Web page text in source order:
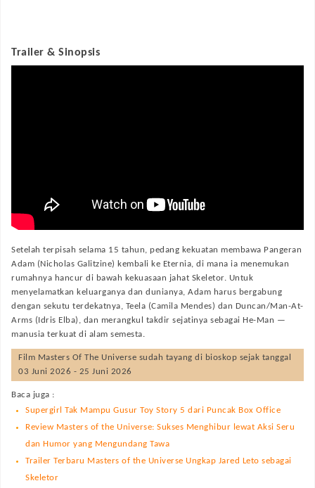
Trailer & Sinopsis
Setelah terpisah selama 15 tahun, pedang kekuatan membawa Pangeran
Adam (Nicholas Galitzine) kembali ke Eternia, di mana ia menemukan
rumahnya hancur di bawah kekuasaan jahat Skeletor. Untuk
menyelamatkan keluarganya dan dunianya, Adam harus bergabung
dengan sekutu terdekatnya, Teela (Camila Mendes) dan Duncan/Man-At-
Arms (Idris Elba), dan merangkul takdir sejatinya sebagai He-Man —
manusia terkuat di alam semesta.
Film Masters Of The Universe sudah tayang di bioskop sejak tanggal
03 Juni 2026 - 25 Juni 2026
Baca juga :
Supergirl Tak Mampu Gusur Toy Story 5 dari Puncak Box Office
Review Masters of the Universe: Sukses Menghibur lewat Aksi Seru
dan Humor yang Mengundang Tawa
Trailer Terbaru Masters of the Universe Ungkap Jared Leto sebagai
Skeletor